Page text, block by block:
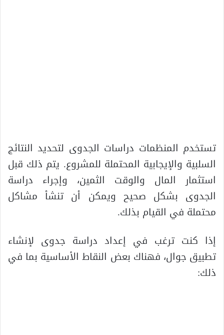
تستخدم المنظمات دراسات الجدوى لتحديد النتائج
السلبية والإيجابية المحتملة للمشروع. يتم ذلك قبل
استثمار المال والوقت الثمين، وإجراء دراسة
الجدوى بشكل صحيح ويمكن أن تنشأ مشاكل
محتملة في القيام بذلك.
إذا كنت ترغب في إعداد دراسة جدوى لإنشاء
تطبيق جوال، فهناك بعض النقاط الأساسية بما في
ذلك: